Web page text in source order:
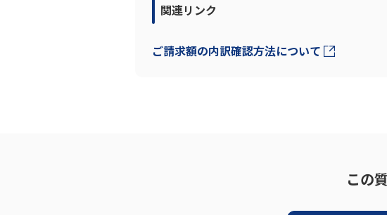
関連リンク
ご請求額の内訳確認方法について
この